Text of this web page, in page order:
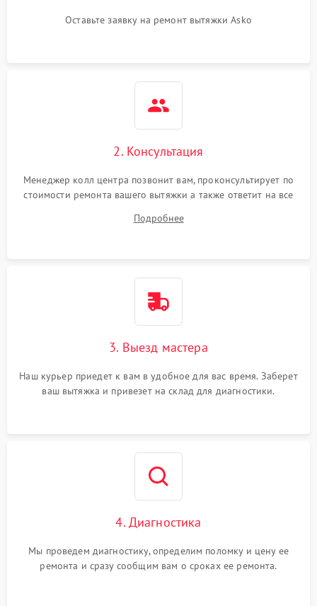
Оставьте заявку на ремонт вытяжки Asko
2. Консультация
Менеджер колл центра позвонит вам, проконсультирует по
стоимости ремонта вашего вытяжки а также ответит на все
Подробнее
3. Выезд мастера
Наш курьер приедет к вам в удобное для вас время. Заберет
ваш вытяжка и привезет на склад для диагностики.
4. Диагностика
Мы проведем диагностику, определим поломку и цену ее
ремонта и сразу сообщим вам о сроках ее ремонта.